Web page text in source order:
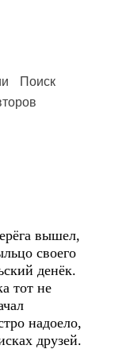
Поиск
вышел,
своего
денёк.
тот не
надоело,
друзей.